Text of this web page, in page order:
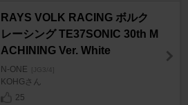
RAYS VOLK RACING ボルク
レーシング TE37SONIC 30th M
ACHINING Ver. White
N-ONE [JG3/4]
KOHGさん
25